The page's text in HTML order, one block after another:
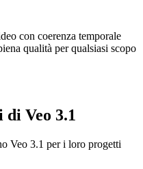
con coerenza temporale
qualità per qualsiasi scopo
Veo 3.1
Veo 3.1 per i loro progetti